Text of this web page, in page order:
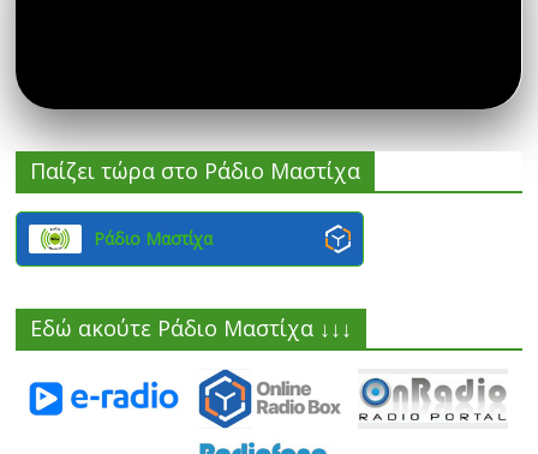
Παίζει τώρα στο Ράδιο Μαστίχα
Ράδιο Μαστίχα
Εδώ ακούτε Ράδιο Μαστίχα ↓↓↓